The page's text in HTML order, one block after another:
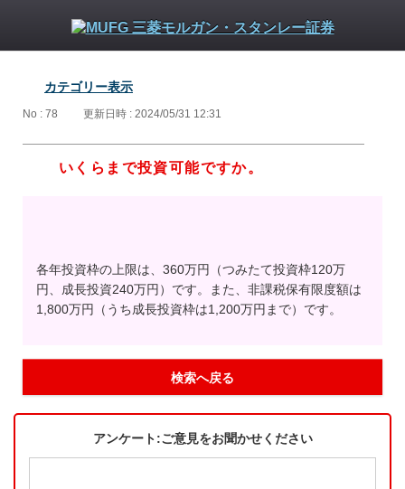
カテゴリー表示
No : 78 更新日時 : 2024/05/31 12:31
いくらまで投資可能ですか。
各年投資枠の上限は、360万円（つみたて投資枠120万
円、成長投資240万円）です。また、非課税保有限度額は
1,800万円（うち成長投資枠は1,200万円まで）です。
検索へ戻る
アンケート:ご意見をお聞かせください